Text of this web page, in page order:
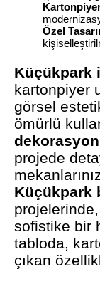
Özel
Küçükpark
kartonpiyer
görsel
ömürlü
projede
Küçükpark
sofistike bir
tabloda,
çıkan